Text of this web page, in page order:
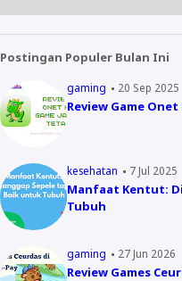
Postingan Populer Bulan Ini
gaming 20 Sep 2025
Review Game
kesehatan 7 Jul 2025
Manfaat Kentut:
Tubuh
gaming 27 Jun 2026
Review Games